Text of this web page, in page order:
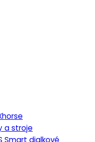
a stroje
Smart dialkové